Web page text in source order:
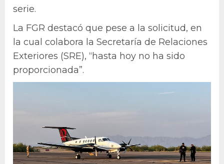
serie.
La FGR destacó que pese a la solicitud, en
la cual colabora la Secretaría de Relaciones
Exteriores (SRE), “hasta hoy no ha sido
proporcionada”.